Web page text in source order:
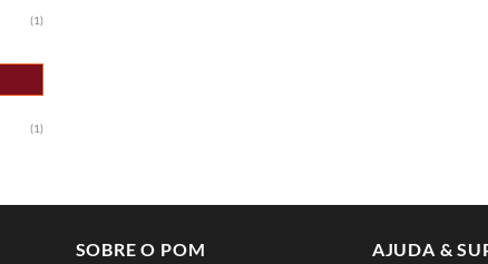
(1)
(1)
SOBRE O POM AJUDA &